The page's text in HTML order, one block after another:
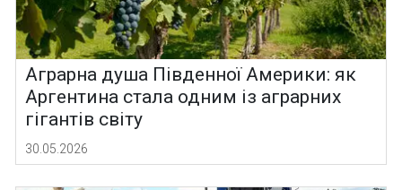
Аграрна душа Південної Америки: як
Аргентина стала одним із аграрних
гігантів світу
30.05.2026